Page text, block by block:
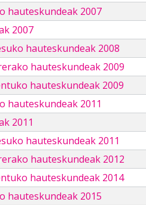
hauteskundeak 2007
2007
hauteskundeak 2008
hauteskundeak 2009
hauteskundeak 2009
hauteskundeak 2011
2011
hauteskundeak 2011
hauteskundeak 2012
hauteskundeak 2014
hauteskundeak 2015